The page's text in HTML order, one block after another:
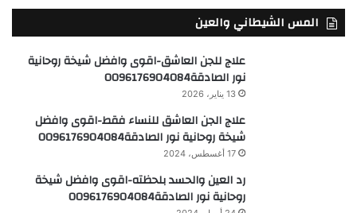
علاج الجن العاشق للنساء فقط-اقوى وافضل
17 أغسطس، 2024
رد العين والحسد بلحظته-اقوى وافضل شيخة
روحانية نور الصادقة0096176904084
24 أبريل، 2024
علاج المس الارضي و المس العاشق-اقوى
وافضل واعظم شيخة روحانية نور
الصادقة0096176904084
29 سبتمبر، 2023